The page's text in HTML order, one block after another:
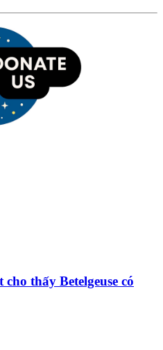
thấy Betelgeuse có